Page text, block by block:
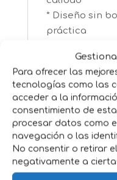
Para ofrecer las
tecnologías como las
acceder a la
consentimiento de
procesar datos como
navegación o las
No consentir o retirar
negativamente a
* Diseño sin
práctica
gris/negro
* Resistente,
uso diario
* Ideal para
sencillez y
* Combina a
accesorios